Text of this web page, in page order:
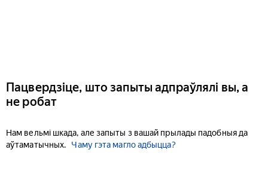
Пацвердзіце, што запыты адпраўлялі вы, а
не робат
Нам вельмі шкада, але запыты з вашай прылады падобныя да
аўтаматычных.
Чаму гэта магло адбыцца?